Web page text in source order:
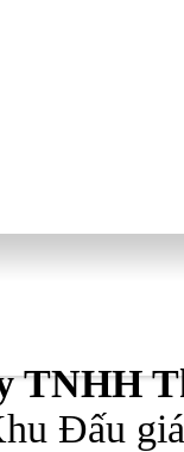
TNHH
Đấu